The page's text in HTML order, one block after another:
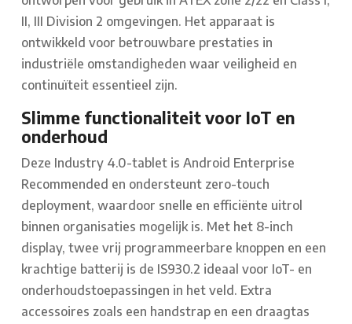
II, III Division 2 omgevingen. Het apparaat is
ontwikkeld voor betrouwbare prestaties in
industriële omstandigheden waar veiligheid en
continuïteit essentieel zijn.
Slimme functionaliteit voor IoT en
onderhoud
Deze Industry 4.0-tablet is Android Enterprise
Recommended en ondersteunt zero-touch
deployment, waardoor snelle en efficiënte uitrol
binnen organisaties mogelijk is. Met het 8-inch
display, twee vrij programmeerbare knoppen en een
krachtige batterij is de IS930.2 ideaal voor IoT- en
onderhoudstoepassingen in het veld. Extra
accessoires zoals een handstrap en een draagtas